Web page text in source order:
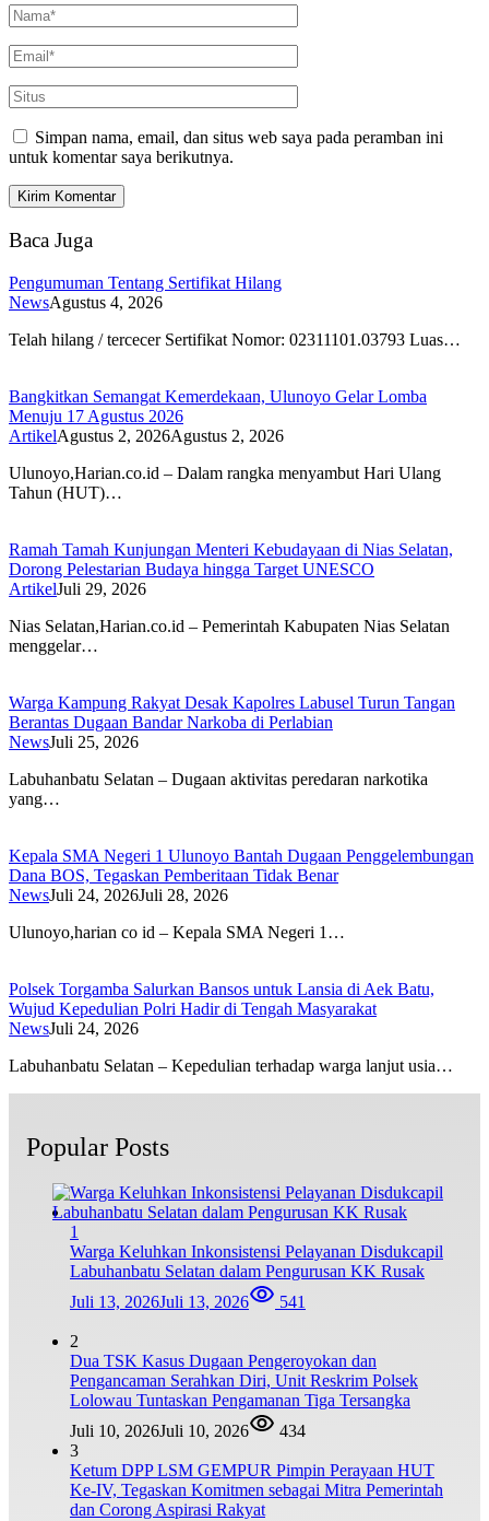
Simpan nama, email, dan situs web saya pada peramban ini
untuk komentar saya berikutnya.
Baca Juga
Pengumuman Tentang Sertifikat Hilang
NewsAgustus 4, 2026
Telah hilang / tercecer Sertifikat Nomor: 02311101.03793 Luas…
Bangkitkan Semangat Kemerdekaan, Ulunoyo Gelar Lomba
Menuju 17 Agustus 2026
ArtikelAgustus 2, 2026Agustus 2, 2026
Ulunoyo,Harian.co.id – Dalam rangka menyambut Hari Ulang
Tahun (HUT)…
Ramah Tamah Kunjungan Menteri Kebudayaan di Nias Selatan,
Dorong Pelestarian Budaya hingga Target UNESCO
ArtikelJuli 29, 2026
Nias Selatan,Harian.co.id – Pemerintah Kabupaten Nias Selatan
menggelar…
Warga Kampung Rakyat Desak Kapolres Labusel Turun Tangan
Berantas Dugaan Bandar Narkoba di Perlabian
NewsJuli 25, 2026
Labuhanbatu Selatan – Dugaan aktivitas peredaran narkotika
yang…
Kepala SMA Negeri 1 Ulunoyo Bantah Dugaan Penggelembungan
Dana BOS, Tegaskan Pemberitaan Tidak Benar
NewsJuli 24, 2026Juli 28, 2026
Ulunoyo,harian co id – Kepala SMA Negeri 1…
Polsek Torgamba Salurkan Bansos untuk Lansia di Aek Batu,
Wujud Kepedulian Polri Hadir di Tengah Masyarakat
NewsJuli 24, 2026
Labuhanbatu Selatan – Kepedulian terhadap warga lanjut usia…
Popular Posts
1
Warga Keluhkan Inkonsistensi Pelayanan Disdukcapil
Labuhanbatu Selatan dalam Pengurusan KK Rusak
Juli 13, 2026Juli 13, 2026 541
2
Dua TSK Kasus Dugaan Pengeroyokan dan
Pengancaman Serahkan Diri, Unit Reskrim Polsek
Lolowau Tuntaskan Pengamanan Tiga Tersangka
Juli 10, 2026Juli 10, 2026
434
3
Ketum DPP LSM GEMPUR Pimpin Perayaan HUT
Ke-IV, Tegaskan Komitmen sebagai Mitra Pemerintah
dan Corong Aspirasi Rakyat